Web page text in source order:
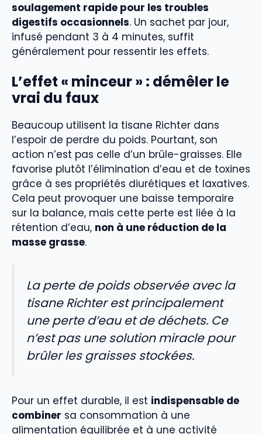
soulagement rapide pour les troubles
digestifs occasionnels. Un sachet par jour,
infusé pendant 3 à 4 minutes, suffit
généralement pour ressentir les effets.
L’effet « minceur » : démêler le
vrai du faux
Beaucoup utilisent la tisane Richter dans
l’espoir de perdre du poids. Pourtant, son
action n’est pas celle d’un brûle-graisses. Elle
favorise plutôt l’élimination d’eau et de toxines
grâce à ses propriétés diurétiques et laxatives.
Cela peut provoquer une baisse temporaire
sur la balance, mais cette perte est liée à la
rétention d’eau, non à une réduction de la
masse grasse.
La perte de poids observée avec la
tisane Richter est principalement
une perte d’eau et de déchets. Ce
n’est pas une solution miracle pour
brûler les graisses stockées.
Pour un effet durable, il est indispensable de
combiner sa consommation à une
alimentation équilibrée et à une activité